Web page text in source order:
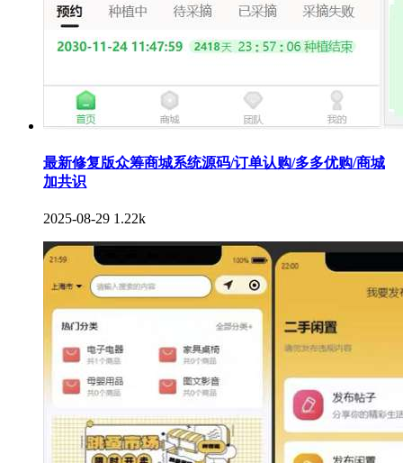
最新修复版众筹商城系统源码/订单认购/多多优购/商城
加共识
2025-08-29 1.22k